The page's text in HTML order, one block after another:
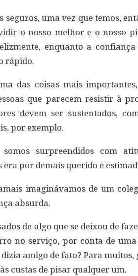
uma vez que temos,
o nosso melhor e o nosso
enquanto a
rápido.
das coisas mais
que parecem resistir à
devem ser sustentados,
por exemplo.
surpreendidos com
por demais querido e
imaginávamos de um
absurda.
de algo que se deixou de
no serviço, por conta de
amigo de fato? Para muitos,
custas de pisar qualquer um.